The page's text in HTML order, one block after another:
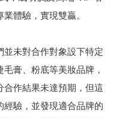
體驗，實現雙贏。
並未對合作對象設下特定
膏、粉底等美妝品牌，
作結果未達預期，但這
驗，並發現適合品牌的